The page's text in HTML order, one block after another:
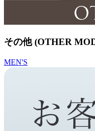
その他 (OTHER
MEN'S